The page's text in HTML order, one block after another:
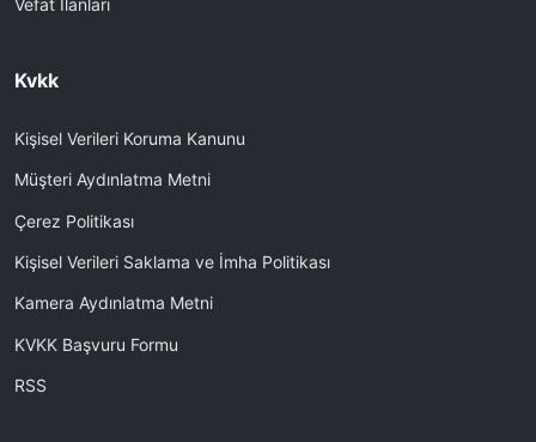
Kvkk
Kişisel Verileri Koruma Kanunu
Müşteri Aydınlatma Metni
Çerez Politikası
Kişisel Verileri Saklama ve İmha Politikası
Kamera Aydınlatma Metni
KVKK Başvuru Formu
RSS